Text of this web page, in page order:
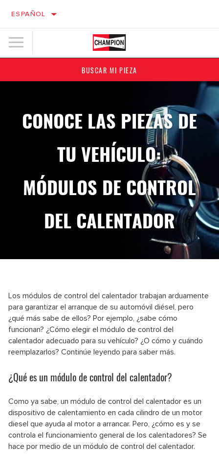
ESPAÑOL
BUSCAR MI PIEZA
CONOCE LAS PIEZAS DE
TU VEHÍCULO:
MÓDULOS DE CONTROL
DEL CALENTADOR
Los módulos de control del calentador trabajan arduamente
para garantizar el arranque de su automóvil diésel, pero
¿qué más sabe de ellos? Por ejemplo, ¿sabe cómo
funcionan? ¿Cómo elegir el módulo de control del
calentador adecuado para su vehículo? ¿O cómo y cuándo
reemplazarlos? Continúe leyendo para saber más.
¿Qué es un módulo de control del calentador?
Como ya sabe, un módulo de control del calentador es un
dispositivo de calentamiento en cada cilindro de un motor
diesel que ayuda al motor a arrancar. Pero, ¿cómo es y se
controla el funcionamiento general de los calentadores? Se
hace por medio de un módulo de control del calentador.